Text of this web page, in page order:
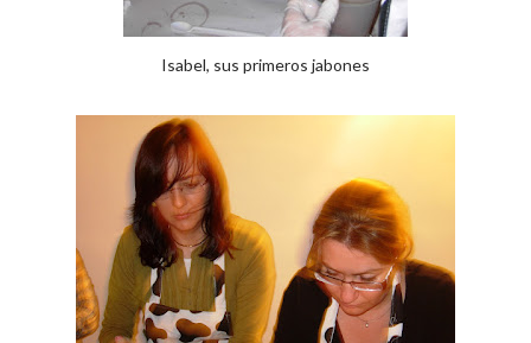
Isabel, sus primeros jabones